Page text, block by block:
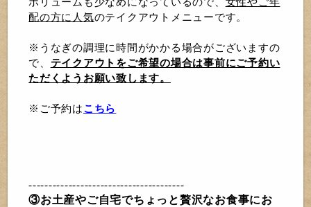
ボリュームも少なめになっているので、 女性やご年
配の方に人気のテイクアウトメニューです。
※うなぎの調理に時間がかかる場合がございますの
で、 テイクアウトをご希望の場合は事前にご予約い
ただくようお願い致します。
※ご予約はこちら
---------------------------------------
③お土産やご自宅でちょっと贅沢なお食事にお